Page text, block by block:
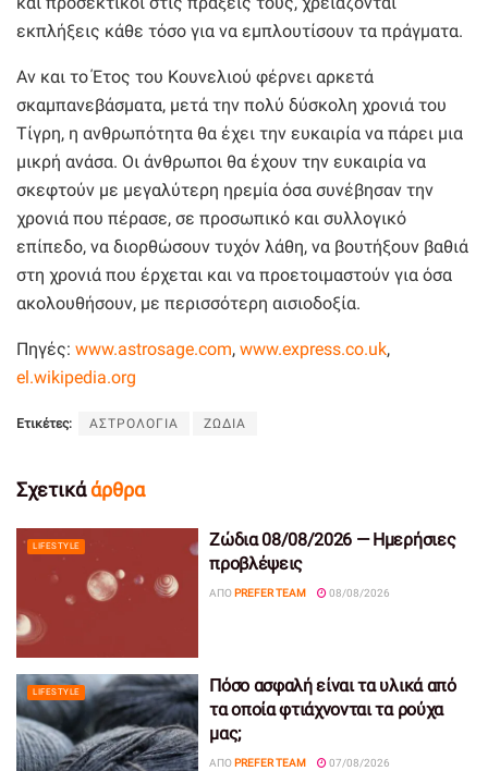
εκπλήξεις κάθε τόσο για να εμπλουτίσουν τα πράγματα.
Αν και το Έτος του Κουνελιού φέρνει αρκετά
σκαμπανεβάσματα, μετά την πολύ δύσκολη χρονιά του
Τίγρη, η ανθρωπότητα θα έχει την ευκαιρία να πάρει μια
μικρή ανάσα. Οι άνθρωποι θα έχουν την ευκαιρία να
σκεφτούν με μεγαλύτερη ηρεμία όσα συνέβησαν την
χρονιά που πέρασε, σε προσωπικό και συλλογικό
επίπεδο, να διορθώσουν τυχόν λάθη, να βουτήξουν βαθιά
στη χρονιά που έρχεται και να προετοιμαστούν για όσα
ακολουθήσουν, με περισσότερη αισιοδοξία.
Πηγές: www.astrosage.com, www.express.co.uk,
el.wikipedia.org
Ετικέτες: ΑΣΤΡΟΛΟΓΙΑ ΖΩΔΙΑ
Σχετικάάρθρα
LIFESTYLE
Ζώδια 08/08/2026 — Ημερήσιες
προβλέψεις
ΑΠΌ PREFER TEAM 08/08/2026
LIFESTYLE
Πόσο ασφαλή είναι τα υλικά από
τα οποία φτιάχνονται τα ρούχα
μας;
ΑΠΌ PREFER TEAM 07/08/2026